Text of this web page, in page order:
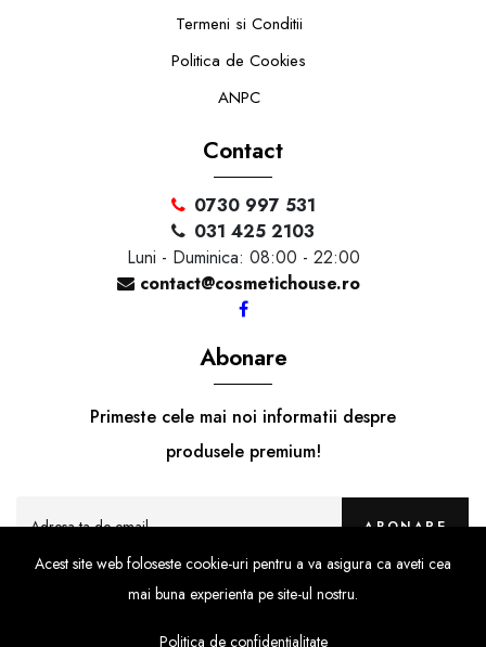
Termeni si Conditii
Politica de Cookies
ANPC
Contact
0730 997 531
031 425 2103
Luni - Duminica: 08:00 - 22:00
contact@cosmetichouse.ro
Abonare
Primeste cele mai noi informatii despre
produsele premium!
ABONARE
Acest site web foloseste cookie-uri pentru a va asigura ca aveti cea
mai buna experienta pe site-ul nostru.
Politica de confidențialitate